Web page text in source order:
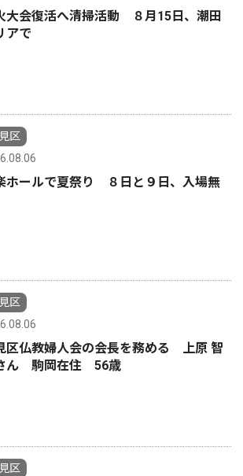
大会復活へ清掃活動 ８月15日、潮田
アで
区
ホールで夏祭り ８日と９日、入場無
区
区仏教婦人会の会長を務める 上原 智
ん 駒岡在住 56歳
区